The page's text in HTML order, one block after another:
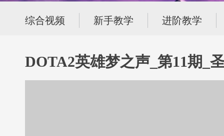
综合视频 新手教学 进阶教学
DOTA2英雄梦之声_第11期_